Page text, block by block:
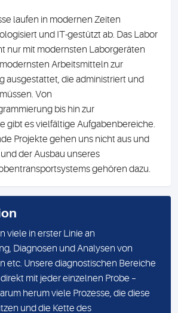
laufen in modernen Zeiten
und IT-gestützt ab. Das Labor
nur mit modernsten Laborgeräten
Arbeitsmitteln zur
ausgestattet, die administriert und
Von
bis hin zur
gibt es vielfältige Aufgabenbereiche.
Projekte gehen uns nicht aus und
der Ausbau unseres
gehören dazu.
viele in erster Linie an
Diagnosen und Analysen von
etc. Unsere diagnostischen Bereiche
mit jeder einzelnen Probe –
herum viele Prozesse, die diese
und die Kette des